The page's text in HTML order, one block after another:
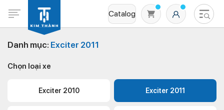
Catalog
Danh mục: Exciter 2011
Chọn loại xe
Exciter 2010 Exciter 2011